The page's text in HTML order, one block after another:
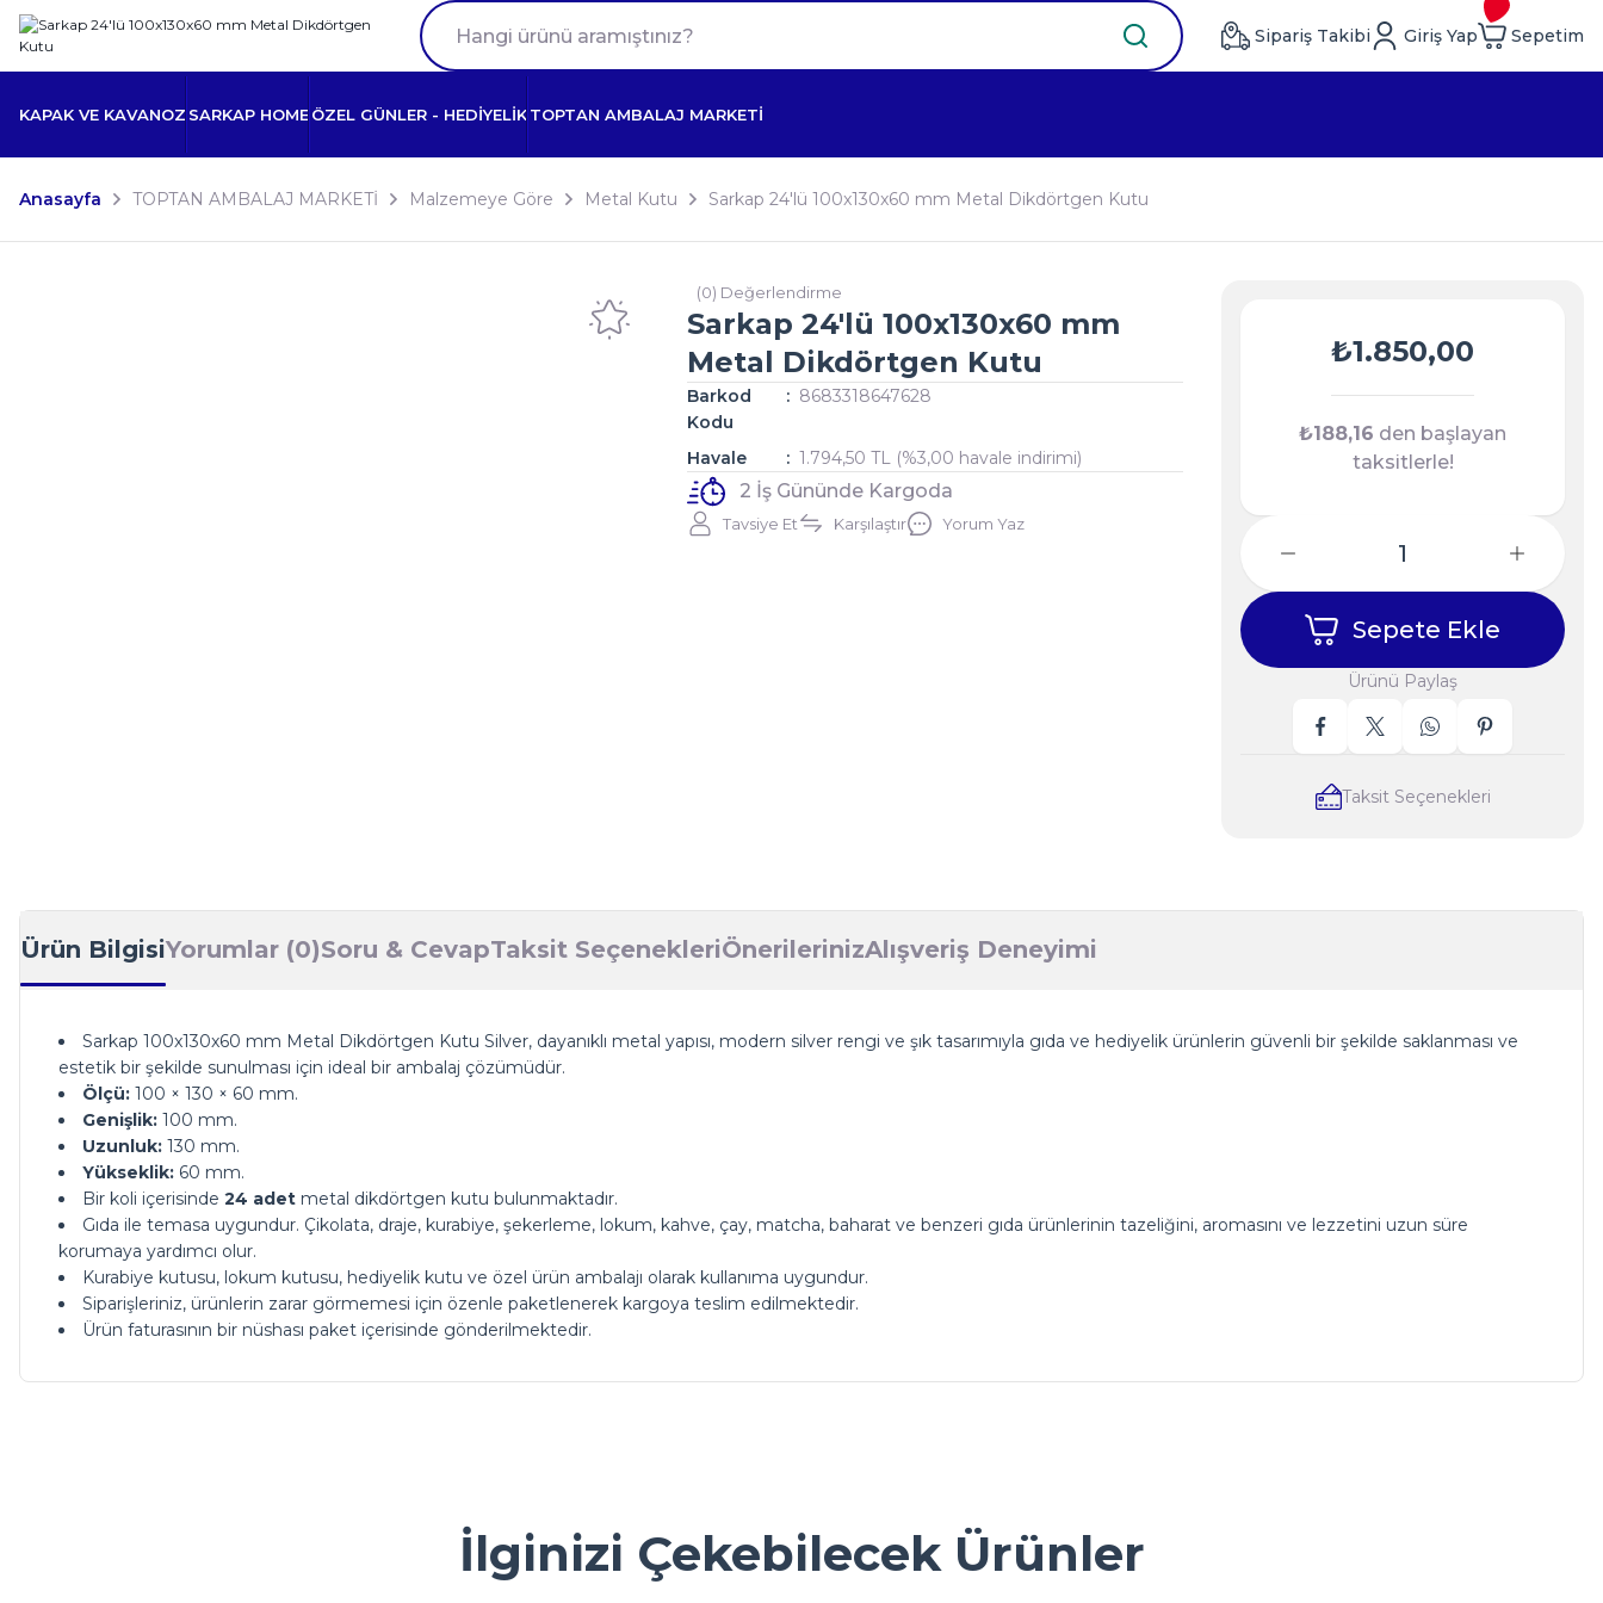
Sipariş Takibi Giriş Yap Sepetim
KAPAK VE KAVANOZ SARKAP HOME ÖZEL GÜNLER - HEDİYELİK TOPTAN AMBALAJ MARKETİ
Anasayfa TOPTAN AMBALAJ MARKETİ Malzemeye Göre Metal Kutu Sarkap 24'lü 100x130x60 mm Metal Dikdörtgen Kutu
(0) Değerlendirme
Sarkap 24'lü 100x130x60 mm
Metal Dikdörtgen Kutu
Barkod
Kodu
8683318647628
Havale 1.794,50 TL (%3,00 havale indirimi)
2 İş Gününde Kargoda
Tavsiye Et Karşılaştır Yorum Yaz
₺1.850,00
₺188,16 den başlayan
taksitlerle!
Sepete Ekle
Ürünü Paylaş
Taksit Seçenekleri
Ürün BilgisiYorumlar (0)Soru & CevapTaksit SeçenekleriÖnerilerinizAlışveriş Deneyimi
Sarkap 100x130x60 mm Metal Dikdörtgen Kutu Silver, dayanıklı metal yapısı, modern silver rengi ve şık tasarımıyla gıda ve hediyelik ürünlerin güvenli bir şekilde saklanması ve
estetik bir şekilde sunulması için ideal bir ambalaj çözümüdür.
Ölçü: 100 × 130 × 60 mm.
Genişlik: 100 mm.
Uzunluk: 130 mm.
Yükseklik: 60 mm.
Bir koli içerisinde 24 adet metal dikdörtgen kutu bulunmaktadır.
Gıda ile temasa uygundur. Çikolata, draje, kurabiye, şekerleme, lokum, kahve, çay, matcha, baharat ve benzeri gıda ürünlerinin tazeliğini, aromasını ve lezzetini uzun süre
korumaya yardımcı olur.
Kurabiye kutusu, lokum kutusu, hediyelik kutu ve özel ürün ambalajı olarak kullanıma uygundur.
Siparişleriniz, ürünlerin zarar görmemesi için özenle paketlenerek kargoya teslim edilmektedir.
Ürün faturasının bir nüshası paket içerisinde gönderilmektedir.
Yorum Yaz
Soru Sor
İlginizi Çekebilecek Ürünler